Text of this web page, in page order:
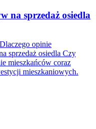
na sprzedaż osiedla
opinie
sprzedaż osiedla Czy
mieszkańców coraz
mieszkaniowych.